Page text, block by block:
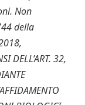
Non
della
DELL’ART. 32,